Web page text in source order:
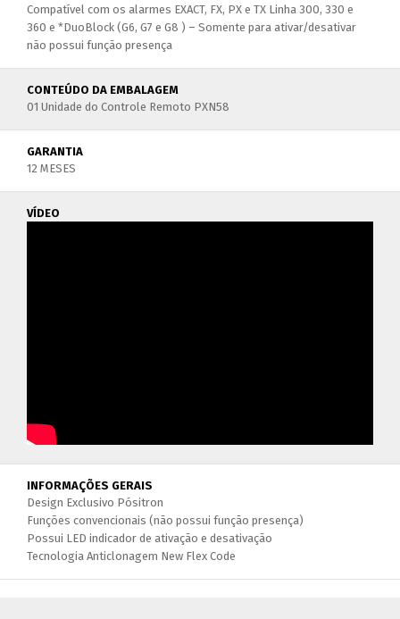
Compatível com os alarmes EXACT, FX, PX e TX Linha 300, 330 e
360 e *DuoBlock (G6, G7 e G8 ) – Somente para ativar/desativar
não possui função presença
CONTEÚDO DA EMBALAGEM
01 Unidade do Controle Remoto PXN58
GARANTIA
12 MESES
VÍDEO
INFORMAÇÕES GERAIS
Design Exclusivo Pósitron
Funções convencionais (não possui função presença)
Possui LED indicador de ativação e desativação
Tecnologia Anticlonagem New Flex Code